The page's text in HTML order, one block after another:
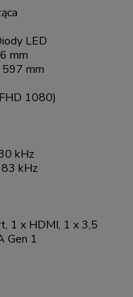
LED
mm
597 mm
1080)
kHz
83 kHz
1 x HDMI, 1 x 3,5
Gen 1